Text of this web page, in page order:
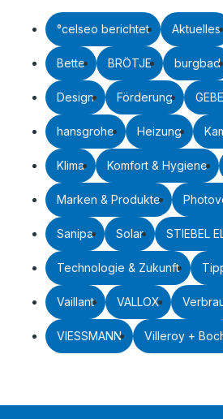
°celseo berichtet Aktuelles
Bette BRÖTJE burgbad
Design Förderung
hansgrohe Heizung
Klima Komfort & Hygiene
Marken & Produkte
Sanipa Solar STIEBEL
Technologie & Zukunft
Vaillant VALLOX
VIESSMANN Villeroy +